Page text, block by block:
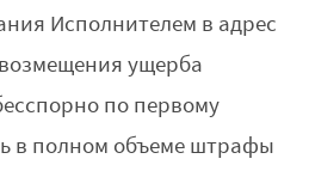
Исполнителем в адрес
ущерба
по первому
в полном объеме штрафы